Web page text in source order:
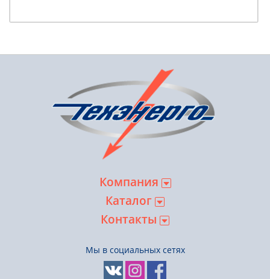
Компания
Каталог
Контакты
Мы в социальных сетях